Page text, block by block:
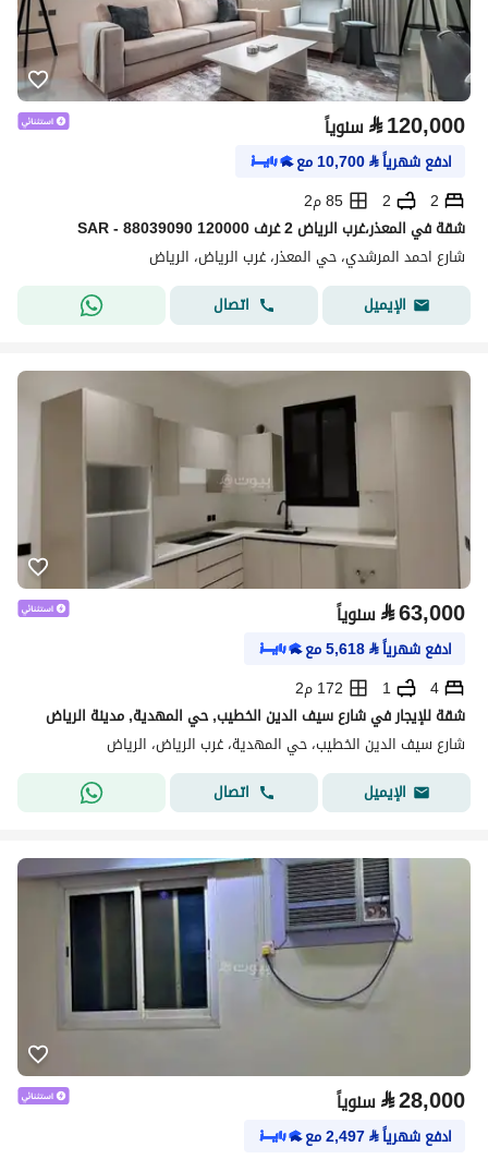
⃁120,000 سنوياً
ادفع شهرياً⃁
10,700مع
2
2
85 م2
شقة في المعذر،غرب الرياض 2 غرف 120000 SAR - 88039090
شارع احمد المرشدي، حي المعذر، غرب الرياض، الرياض
الإيميل
اتصال
⃁63,000 سنوياً
ادفع شهرياً⃁
5,618مع
4
1
172 م2
شقة للإيجار في شارع سيف الدين الخطيب, حي المهدية, مدينة الرياض
شارع سيف الدين الخطيب، حي المهدية، غرب الرياض، الرياض
الإيميل
اتصال
⃁28,000 سنوياً
ادفع شهرياً⃁
2,497مع